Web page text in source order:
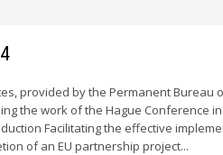
provided by the Permanent Bureau
the work of the Hague Conference
Facilitating the effective
of an EU partnership project...